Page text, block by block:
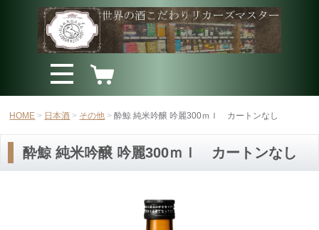
HOME 日本酒 その他 酔鯨 純米吟醸 吟麗300ｍｌ カートンなし
酔鯨 純米吟醸 吟麗300ｍｌ カートンなし